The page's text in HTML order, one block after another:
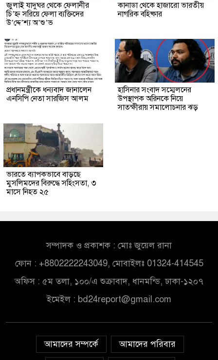
জুলাই যাদুঘর থেকে ফেলানীর
চি’হ্ন সরিয়ে ফেলা ব্যক্তিদের
উ’দ্দে’শ্য অ’শু’ভ
কানাডা থেকে হাজারো ভারতীয়
নাগরিক বহিষ্কার
প্রধানমন্ত্রীকে ধন্যবাদ জানালেন
এনসিপি নেতা সারজিস আলম
হাসিনার সংবাদ সম্মেলনের
উপস্থাপক অরিনকে নিয়ে
সাতক্ষীরায় সমালোচনার ঝড়
ভারতে ব্যাপকভাবে বাড়ছে
মুসলিমদের বিরুদ্ধে সহিংসতা, ৩
মাসে নিহত ২৫
সম্পাদক ও প্রকাশক : মোঃ জুয়েল রানা
ফোন : +8802222243049, মোবাইলঃ 01324-414545
অফিস : ৫ম তলা, ১০০/এ শুক্রাবাদ, ধানমন্ডি, ঢাকা-১২০৭
ইমেইল : bd24report@gmail.com
আমাদের সম্পর্কে আমাদের পরিবার